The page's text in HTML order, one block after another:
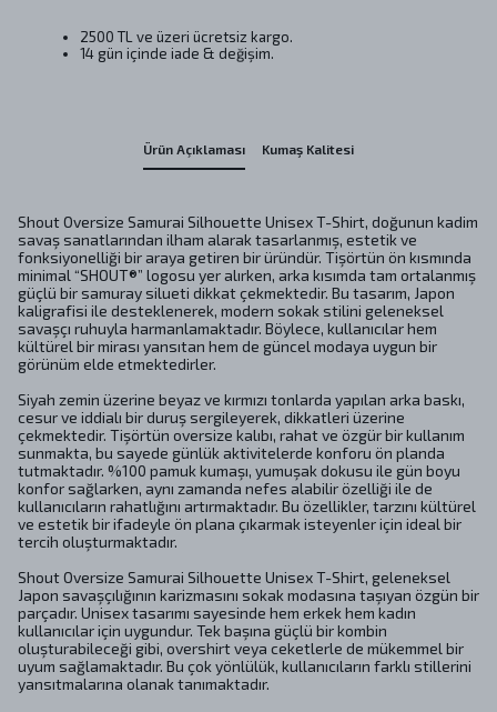
2500 TL ve üzeri ücretsiz kargo.
14 gün içinde iade & değişim.
Ürün Açıklaması Kumaş Kalitesi
Shout Oversize Samurai Silhouette Unisex T-Shirt, doğunun kadim
savaş sanatlarından ilham alarak tasarlanmış, estetik ve
fonksiyonelliği bir araya getiren bir üründür. Tişörtün ön kısmında
minimal “SHOUT®” logosu yer alırken, arka kısımda tam ortalanmış
güçlü bir samuray silueti dikkat çekmektedir. Bu tasarım, Japon
kaligrafisi ile desteklenerek, modern sokak stilini geleneksel
savaşçı ruhuyla harmanlamaktadır. Böylece, kullanıcılar hem
kültürel bir mirası yansıtan hem de güncel modaya uygun bir
görünüm elde etmektedirler.
Siyah zemin üzerine beyaz ve kırmızı tonlarda yapılan arka baskı,
cesur ve iddialı bir duruş sergileyerek, dikkatleri üzerine
çekmektedir. Tişörtün oversize kalıbı, rahat ve özgür bir kullanım
sunmakta, bu sayede günlük aktivitelerde konforu ön planda
tutmaktadır. %100 pamuk kumaşı, yumuşak dokusu ile gün boyu
konfor sağlarken, aynı zamanda nefes alabilir özelliği ile de
kullanıcıların rahatlığını artırmaktadır. Bu özellikler, tarzını kültürel
ve estetik bir ifadeyle ön plana çıkarmak isteyenler için ideal bir
tercih oluşturmaktadır.
Shout Oversize Samurai Silhouette Unisex T-Shirt, geleneksel
Japon savaşçılığının karizmasını sokak modasına taşıyan özgün bir
parçadır. Unisex tasarımı sayesinde hem erkek hem kadın
kullanıcılar için uygundur. Tek başına güçlü bir kombin
oluşturabileceği gibi, overshirt veya ceketlerle de mükemmel bir
uyum sağlamaktadır. Bu çok yönlülük, kullanıcıların farklı stillerini
yansıtmalarına olanak tanımaktadır.